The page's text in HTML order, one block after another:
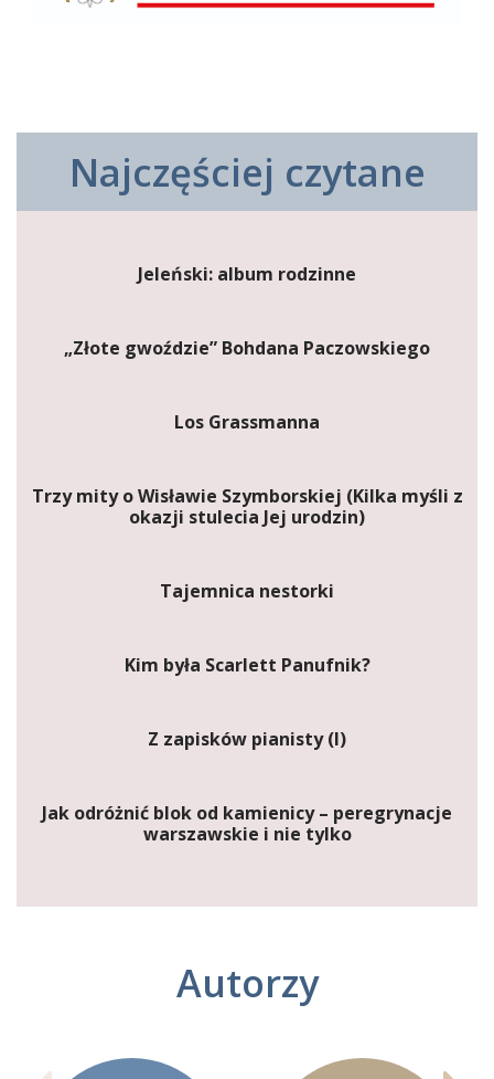
Najczęściej czytane
Jeleński: album rodzinne
„Złote gwoździe” Bohdana Paczowskiego
Los Grassmanna
Trzy mity o Wisławie Szymborskiej (Kilka myśli z
okazji stulecia Jej urodzin)
Tajemnica nestorki
Kim była Scarlett Panufnik?
Z zapisków pianisty (I)
Jak odróżnić blok od kamienicy – peregrynacje
warszawskie i nie tylko
Autorzy